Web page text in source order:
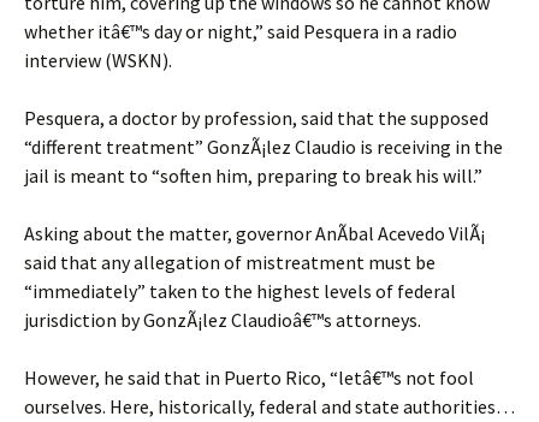
whether itâ€™s day or night,” said Pesquera in a radio
interview (WSKN).
Pesquera, a doctor by profession, said that the supposed
“different treatment” GonzÃ¡lez Claudio is receiving in the
jail is meant to “soften him, preparing to break his will.”
Asking about the matter, governor AnÃ­bal Acevedo VilÃ¡
said that any allegation of mistreatment must be
“immediately” taken to the highest levels of federal
jurisdiction by GonzÃ¡lez Claudioâ€™s attorneys.
However, he said that in Puerto Rico, “letâ€™s not fool
ourselves. Here, historically, federal and state authorities…